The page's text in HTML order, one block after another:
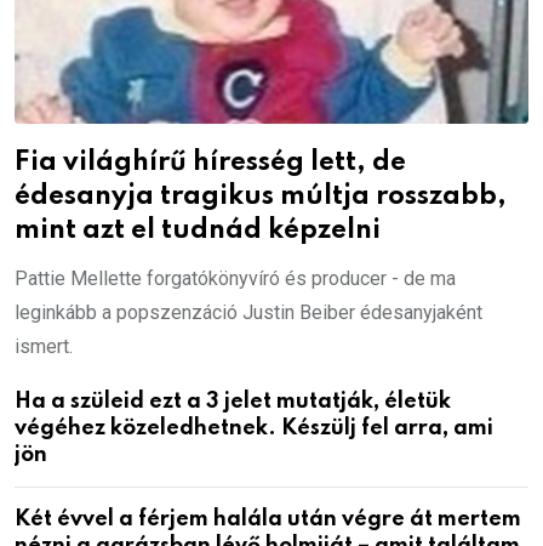
Fia világhírű híresség lett, de
édesanyja tragikus múltja rosszabb,
mint azt el tudnád képzelni
Pattie Mellette forgatókönyvíró és producer - de ma
leginkább a popszenzáció Justin Beiber édesanyjaként
ismert.
Ha a szüleid ezt a 3 jelet mutatják, életük
végéhez közeledhetnek. Készülj fel arra, ami
jön
Két évvel a férjem halála után végre át mertem